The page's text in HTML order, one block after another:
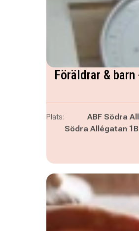
Föräldrar &
Plats:
ABF Södra
Södra Allégatan